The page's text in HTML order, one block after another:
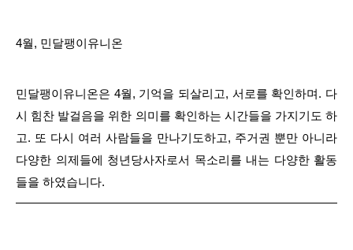
4월, 민달팽이유니온
민달팽이유니온은 4월, 기억을 되살리고, 서로를 확인하며. 다
시 힘찬 발걸음을 위한 의미를 확인하는 시간들을 가지기도 하
고. 또 다시 여러 사람들을 만나기도하고, 주거권 뿐만 아니라
다양한 의제들에 청년당사자로서 목소리를 내는 다양한 활동
들을 하였습니다.